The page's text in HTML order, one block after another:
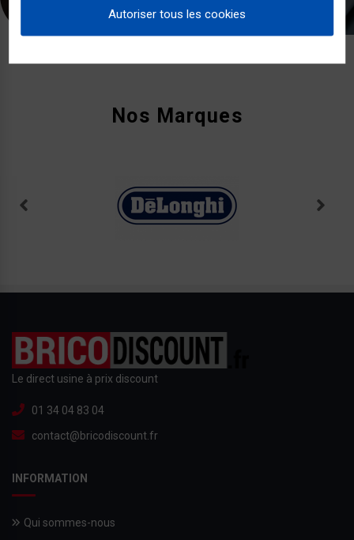
Nos Marques
Le direct usine à prix discount
01 34 04 83 04
contact@bricodiscount.fr
INFORMATION
Qui sommes-nous
Autoriser tous les cookies